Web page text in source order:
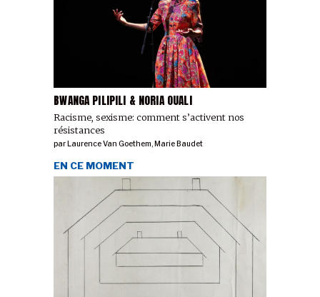
BWANGA PILIPILI & NORIA OUALI
Racisme, sexisme: comment s’activent nos
résistances
parLaurence Van Goethem ,Marie Baudet
EN CE MOMENT